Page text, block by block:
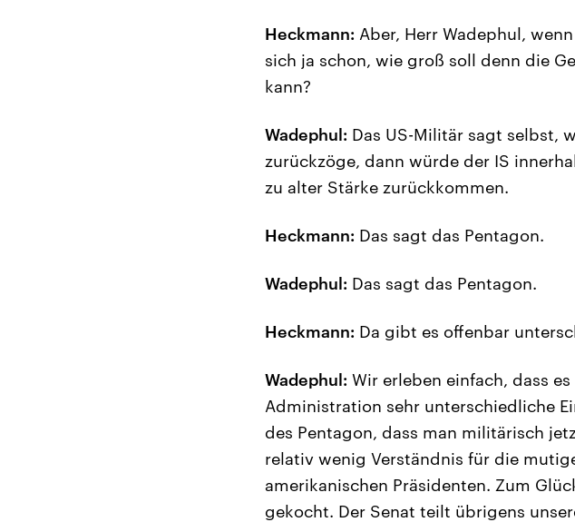
Heckmann: Aber, Herr Wadephul,
sich ja schon, wie groß soll denn die
kann?
Wadephul: Das US-Militär sagt selbst,
zurückzöge, dann würde der IS
zu alter Stärke zurückkommen.
Heckmann: Das sagt das Pentagon.
Wadephul: Das sagt das Pentagon.
Heckmann: Da gibt es offenbar
Wadephul: Wir erleben einfach, dass
Administration sehr unterschiedliche
des Pentagon, dass man militärisch
relativ wenig Verständnis für die
amerikanischen Präsidenten. Zum
gekocht. Der Senat teilt übrigens